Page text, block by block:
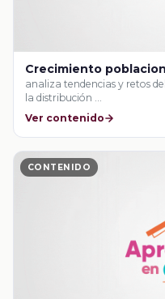
Crecimiento
analiza tendencias y retos
la distribución …
Ver contenido
CONTENIDO